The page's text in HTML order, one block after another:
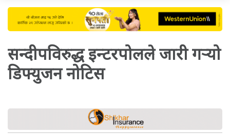
सन्दीपविरुद्ध इन्टरपोलले जारी गर्‍यो
डिफ्युजन नोटिस